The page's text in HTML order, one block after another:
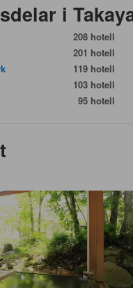
i
208 hotell
201 hotell
119 hotell
103 hotell
95 hotell